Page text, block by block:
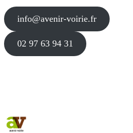
info@avenir-voirie.fr
02 97 63 94 31